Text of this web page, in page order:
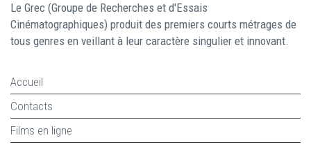
Le Grec (Groupe de Recherches et d'Essais
Cinématographiques) produit des premiers courts métrages de
tous genres en veillant à leur caractère singulier et innovant.
Accueil
Contacts
Films en ligne